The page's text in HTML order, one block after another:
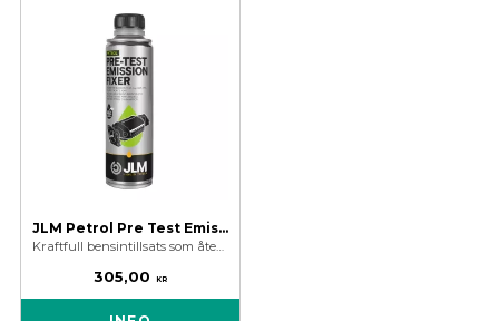
JLM Petrol Pre Test Emission Fixer - Bensintillsats
Kraftfull bensintillsats som återställer snabbt katalysatorns korrekta funktion samt snabb avgasutsläppsminskning.
305,00 KR